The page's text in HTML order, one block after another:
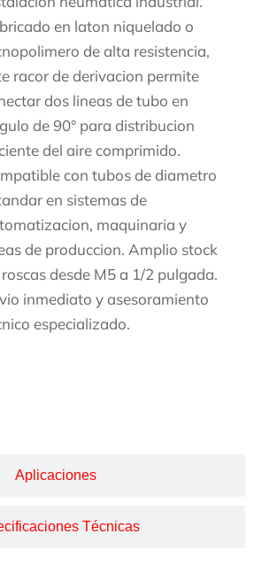
en laton niquelado o
de alta resistencia,
racor de derivacion permite
dos lineas de tubo en
de 90° para distribucion
del aire comprimido.
con tubos de diametro
en sistemas de
maquinaria y
de produccion. Amplio stock
desde M5 a 1/2 pulgada.
inmediato y asesoramiento
especializado.
Aplicaciones
Técnicas